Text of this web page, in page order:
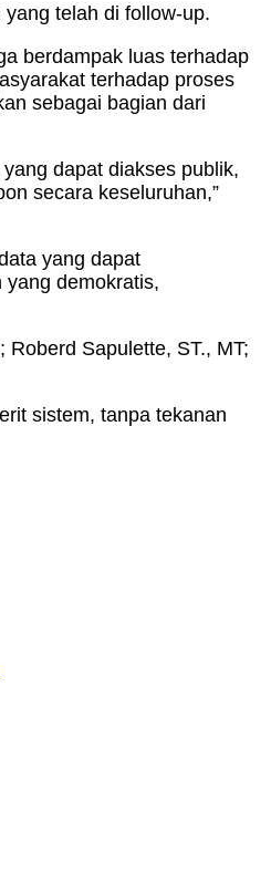
telah di follow-up.
berdampak luas terhadap
terhadap proses
sebagai bagian dari
dapat diakses publik,
secara keseluruhan,”
yang dapat
demokratis,
Sapulette, ST., MT;
sistem, tanpa tekanan